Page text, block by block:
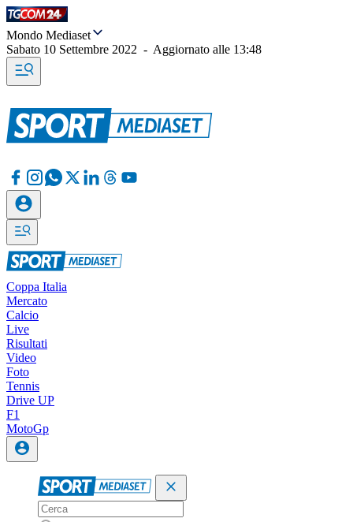
Mondo Mediaset
Sabato 10 Settembre 2022 - Aggiornato alle 13:48
Coppa Italia
Mercato
Calcio
Live
Risultati
Video
Foto
Tennis
Drive UP
F1
MotoGp